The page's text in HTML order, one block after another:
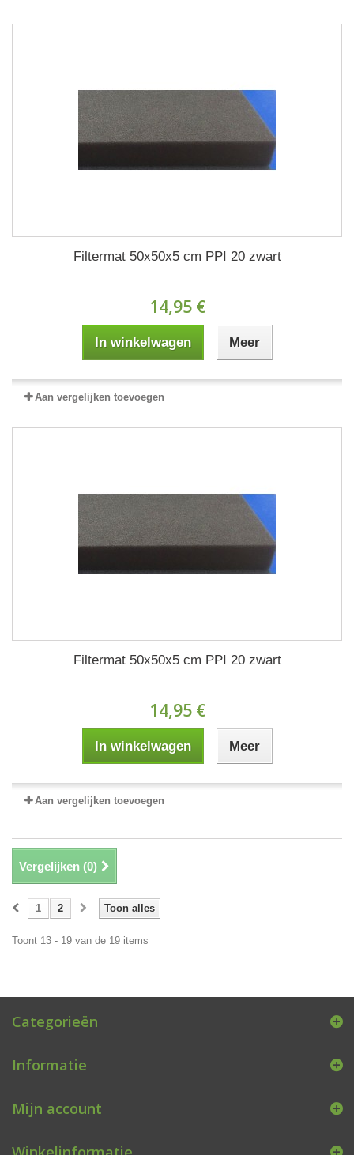
Filtermat 50x50x5 cm PPI 20 zwart
14,95 €
In winkelwagen Meer
Aan vergelijken toevoegen
Filtermat 50x50x5 cm PPI 20 zwart
14,95 €
In winkelwagen Meer
Aan vergelijken toevoegen
Vergelijken (0)
Toon alles
1 2
Toont 13 - 19 van de 19 items
Categorieën
Informatie
Mijn account